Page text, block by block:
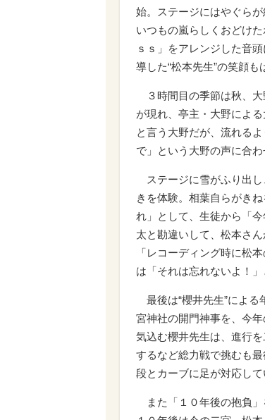
始。ステージにはやぐらが
いつもの嵐らしくおどけ
ｓｓ」をアレンジした音
導した“松本先生”の笑顔も
３時間目の季節は秋、大
が現れ、亭主・大野によ
と言う大野だが、流れる
で」という大野の声に合わ
ステージに雪がふり出し
きを体験。相葉自らがき
れ」として、生徒から「
太と勘違いして、松本さ
「レコーディング時に松
は「それは忘れないよ！」
最後は“櫻井先生”による
宮神社の開門神事を、今
気込む櫻井先生は、進行
するなど総力戦で挑むも
段とカーブに足が対応して
また「１０年後の抱負」